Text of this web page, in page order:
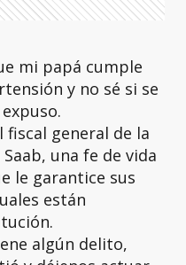
mi papá cumple
y no sé si se
fiscal general de la
una fe de vida
le garantice sus
están
algún delito,